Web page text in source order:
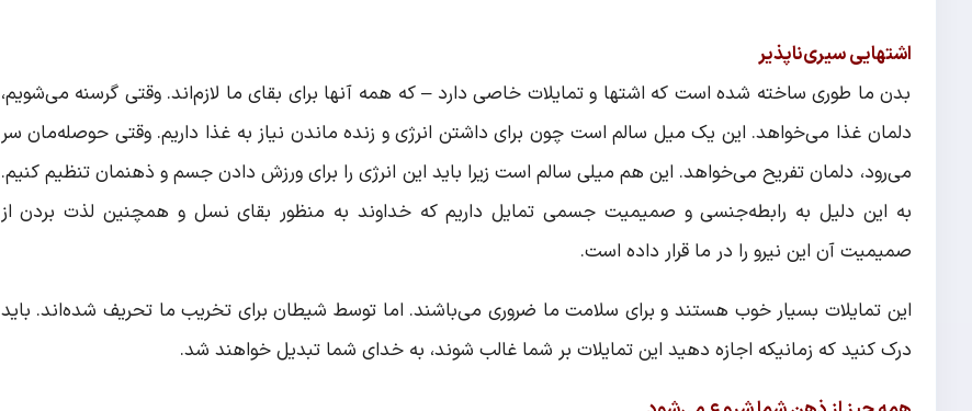
اشتهایی سیری‌ناپذیر
بدن ما طوری ساخته شده است که اشتها و تمایلات خاصی دارد – که همه آنها برای بقای ما لازم‌اند. وقتی گرسنه می‌شویم،
دلمان غذا می‌خواهد. این یک میل سالم است چون برای داشتن انرژی و زنده ماندن نیاز به غذا داریم. وقتی حوصله‌مان سر
می‌رود، دلمان تفریح می‌خواهد. این هم میلی سالم است زیرا باید این انرژی را برای ورزش دادن جسم و ذهنمان تنظیم کنیم.
به این دلیل به رابطه‌جنسی و صمیمیت جسمی تمایل داریم که خداوند به منظور بقای نسل و همچنین لذت بردن از
صمیمیت آن این نیرو را در ما قرار داده است.
این تمایلات بسیار خوب هستند و برای سلامت ما ضروری می‌باشند. اما توسط شیطان برای تخریب ما تحریف شده‌اند. باید
درک کنید که زمانیکه اجازه دهید این تمایلات بر شما غالب شوند، به خدای شما تبدیل خواهند شد.